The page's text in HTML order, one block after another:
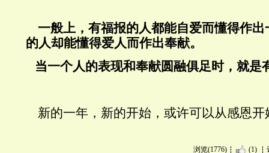
一般上，有福报的人都能自爱而懂得作
的人却能懂得爱人而作出奉献。
当一个人的表现和奉献圆融俱足时，就是
新的一年，新的开始，或许可以从感恩开
浏览(1776) (1)